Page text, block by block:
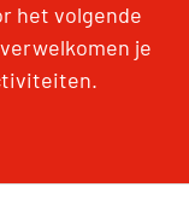
het volgende
je